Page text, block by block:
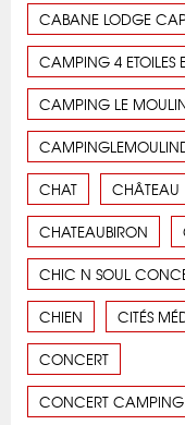
CABANE LODGE
CAMPING 4 ETOILES
CAMPING LE
CHAT CHÂTEAU
CHATEAUBIRON
CHIC N SOUL
CHIEN CITÉS
CONCERT
CONCERT